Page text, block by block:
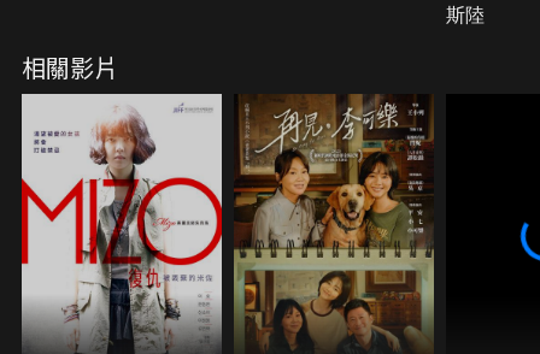
斯陸
相關影片